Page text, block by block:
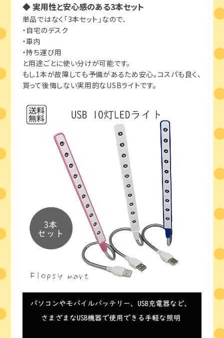
◆ 実用性と安心感のある3本セット
単品ではなく「3本セット」なので、
・自宅のデスク
・車内
・持ち運び用
と用途ごとに使い分けが可能です。
もし1本が故障しても予備があるため安心。コスパも良く、
買って後悔しない実用的なUSBライトです。